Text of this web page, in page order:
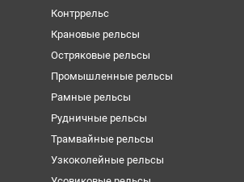
Контррельс
Крановые рельсы
Остряковые рельсы
Промышленные рельсы
Рамные рельсы
Рудничные рельсы
Трамвайные рельсы
Узкоколейные рельсы